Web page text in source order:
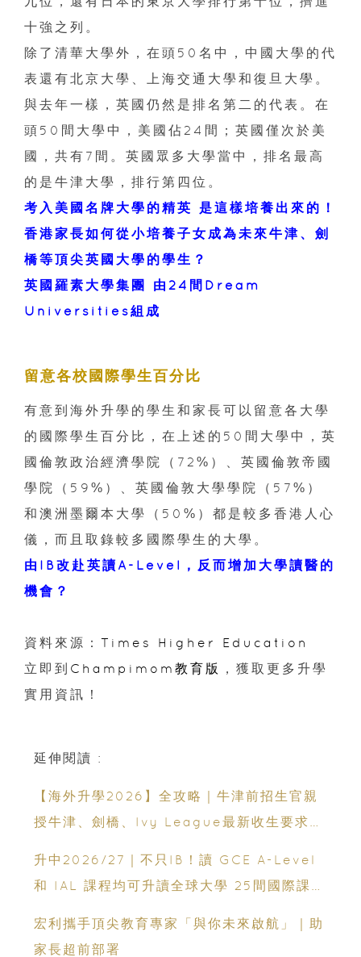
十強之列。
除了清華大學外，在頭50名中，中國大學的代
表還有北京大學、上海交通大學和復旦大學。
與去年一樣，英國仍然是排名第二的代表。在
頭50間大學中，美國佔24間；英國僅次於美
國，共有7間。英國眾多大學當中，排名最高
的是牛津大學，排行第四位。
考入美國名牌大學的精英 是這樣培養出來的！
香港家長如何從小培養子女成為未來牛津、劍
橋等頂尖英國大學的學生？
英國羅素大學集團 由24間Dream
Universities組成
留意各校國際學生百分比
有意到海外升學的學生和家長可以留意各大學
的國際學生百分比，在上述的50間大學中，英
國倫敦政治經濟學院（72%）、英國倫敦帝國
學院（59%）、英國倫敦大學學院（57%）
和澳洲墨爾本大學（50%）都是較多香港人心
儀，而且取錄較多國際學生的大學。
由IB改赴英讀A-Level，反而增加大學讀醫的
機會？
資料來源： Times Higher Education
立即到 Champimom教育版
，獲取更多升學
實用資訊！
延伸閱讀 :
【海外升學2026】全攻略｜牛津前招生官親
授牛津、劍橋、Ivy League最新收生要求｜
升中2026/27｜不只IB！讀 GCE A-Level
和 IAL 課程均可升讀全球大學 25間國際課程
宏利攜手頂尖教育專家「與你未來啟航」｜助
家長超前部署